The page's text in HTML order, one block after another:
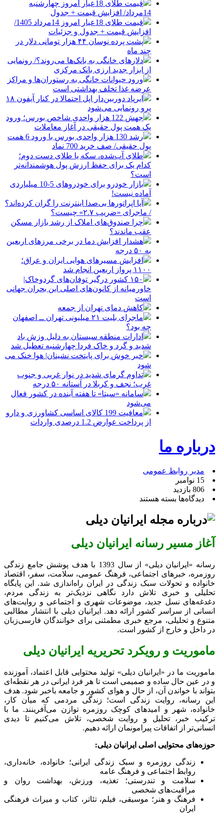
قیمت طلای 18عیار امروز چهارشنبه
14مرداد/ افزایش قیمت + جدول
قیمت طلای 18عیار امروز 14مرداد 1405/
افزایش قیمت + جدول و جزئیات
پشت پرده نوسان ۴۴ هزار تومانی دلار در
چند ماه
دلارهای خانگی به بانک‌ها می‌روند؟/ رونمایی
از ابزار جدید ارزی بانک مرکزی
ورود حیوانات خانگی به رستوران‌ها و مراکز
عرضه غذا تخلف بهداشتی است
ایرپاد دوربین‌دار اپل احتمالا در کنار آیفون ۱۸
پرو رونمایی می‌شود
جهش 122 هزار واحدی شاخص بورس؛ ورود
یک همت پول حقیقی در آغاز معاملات
رشد 130 هزار واحدی بورس با ورود 6 همت
پول حقیقی/ صف خرید 700 نماد
طلای آب‌شده، سکه یا طلای دست دوم؛
کدام یک برای حفظ ارزش پول هوشمندانه‌تر
است؟
بازار خودرو برای خودروهای 5-10 میلیاردی
آماده نیست!
آیا اپراتورها بی‌صدا اینترنت را گران کرده‌اند؟
/ ماجرای «ضریب ۲.۷» چیست؟
چرا صندوق‌های املاک از رشد بازار مسکن
عقب ماندند؟
هشدار افزایش دما در برخی مرزهای اربعین
به ۵۰ درجه
افزایش مسیرهای هوایی ایران و عراق؛
۱۱۰۰ پرواز اربعین انجام شد
۱۵۰ کشور درگیر توفان‌های گردوخاک|
خاورمیانه از کانون‌های اصلی این بحران جهانی
است
کاهش دمای تهران از جمعه
ماجرای بلیت ۲۱ میلیونی تهران ــ اصفهان
چه بود؟
ادارات منطقه سیستان به دلیل وزش باد
شدید و گرد و خاک فردا چهارشنبه تعطیل شد
خبر خوش برای پایتخت نشینان| هوا خنک می
شود
تداوم گرمای شدید در نوار غربی و جنوب
غرب؛ نجف و کربلا در آستانه ۵۰ درجه
سامانه «سیتا» تا هفته آینده در کشور فعال
می‌شود
معافیت 199 کالای اساسی کشاورزی و دارو
از پرداخت عوارض 1.2 درصدی واردات
درباره ما
مدیر روابط عمومی
15 نوامبر
806 بازدید
دیدگاه‌ها برای
بسته هستند
آغاز مسیر رسانه ایرانیان دیلی
رسانه «ایرانیان دیلی» از سال 1393 با هدف پوشش جامع زندگی
روزمره، خبرهای اجتماعی، فرهنگ عمومی، سلامت، سفر، اقتصاد
خانواده و تحولات سبک زندگی در ایران راه‌اندازی شد. این پایگاه
تحلیلی و خبری تلاش دارد نگاهی نزدیک‌تر به زندگی مردم،
دغدغه‌های نسل جدید، موضوعات شهری و اجتماعی و روایت‌های
انسانی از سراسر کشور ارائه دهد. ایرانیان دیلی با انتشار مطالبی
متنوع و تحلیلی، مرجع خبری مطمئنی برای خوانندگان فارسی‌زبان
در داخل و خارج از کشور است.
ماموریت و رویکرد تحریریه ایرانیان دیلی
ماموریت ما در «ایرانیان دیلی» تولید محتوایی قابل اعتماد، آموزنده
و در عین حال ساده و صمیمی است تا هر فرد ایرانی در هر نقطه‌ای
بتواند با خواندن آن، از حال و هوای کشور و جامعه باخبر شود. هدف
این رسانه، روایت زندگی است؛ زندگی مردمی که میان کار،
خانواده، شهر و امیدهای کوچک روزمره توازن می‌آفرینند. ما با
ترکیب خبر، تحلیل و روایت شخصی، تلاش می‌کنیم تا دیدی
انسانی‌تر از اتفاقات پیرامونمان ارائه دهیم.
حوزه‌های محتوایی اصلی ایرانیان دیلی:
زندگی روزمره و سبک زندگی ایرانی؛ خانواده، خانه‌داری،
روابط اجتماعی و فرهنگ عامه
سلامت و تندرستی؛ تغذیه، ورزش، بهداشت روان و
مراقبت‌های شخصی
فرهنگ و هنر؛ موسیقی، فیلم، تئاتر، کتاب و میراث فرهنگی
ایران